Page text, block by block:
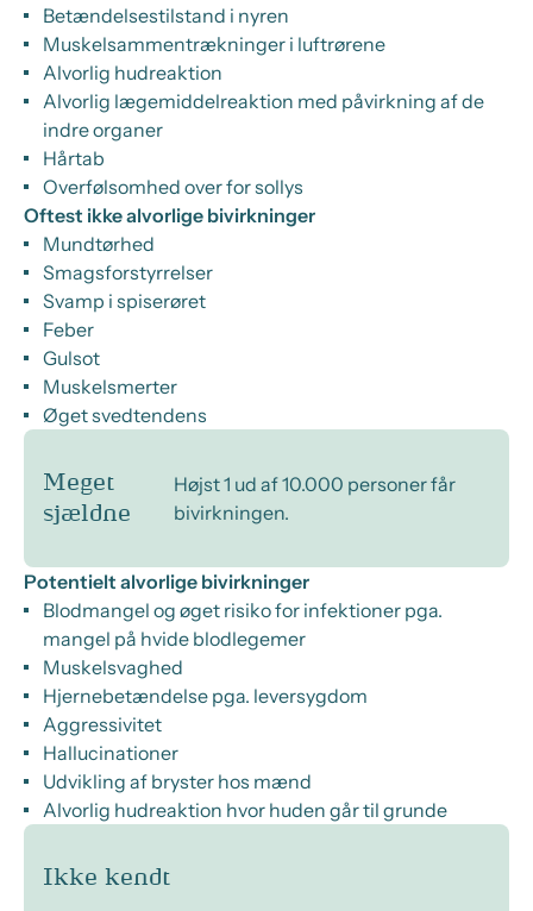
Betændelsestilstand i nyren
Muskelsammentrækninger i luftrørene
Alvorlig hudreaktion
Alvorlig lægemiddelreaktion med påvirkning af de
indre organer
Hårtab
Overfølsomhed over for sollys
Oftest ikke alvorlige bivirkninger
Mundtørhed
Smagsforstyrrelser
Svamp i spiserøret
Feber
Gulsot
Muskelsmerter
Øget svedtendens
Meget
sjældne
Højst 1 ud af 10.000 personer får
bivirkningen.
Potentielt alvorlige bivirkninger
Blodmangel og øget risiko for infektioner pga.
mangel på hvide blodlegemer
Muskelsvaghed
Hjernebetændelse pga. leversygdom
Aggressivitet
Hallucinationer
Udvikling af bryster hos mænd
Alvorlig hudreaktion hvor huden går til grunde
Ikke kendt